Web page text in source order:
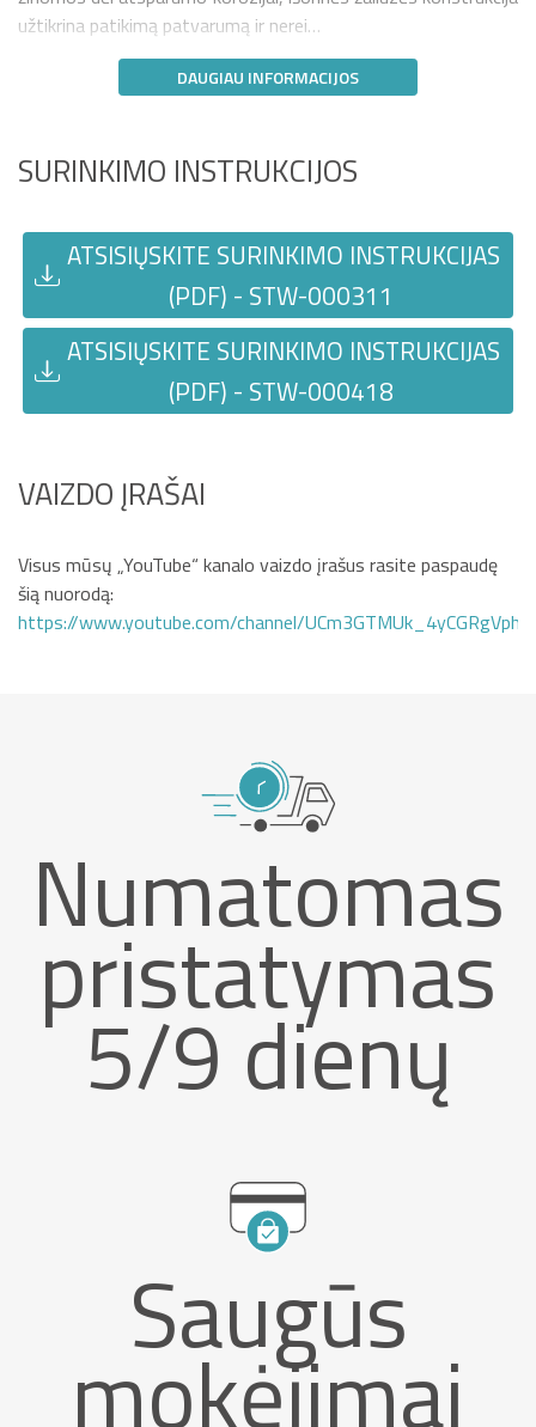
užtikrina patikimą patvarumą ir nerei…
DAUGIAU INFORMACIJOS
SURINKIMO INSTRUKCIJOS
ATSISIŲSKITE SURINKIMO INSTRUKCIJAS
(PDF) - STW-000311
ATSISIŲSKITE SURINKIMO INSTRUKCIJAS
(PDF) - STW-000418
VAIZDO ĮRAŠAI
Visus mūsų „YouTube“ kanalo vaizdo įrašus rasite paspaudę
šią nuorodą:
https://www.youtube.com/channel/
Numatomas
pristatymas
5/9 dienų
Saugūs
mokėjimai